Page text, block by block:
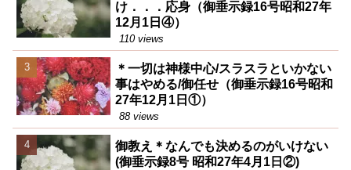
け．．．応身（御垂示録16号昭和27年
12月1日④）
110 views
＊一切は神様中心/スラスラといかない
事はやめる/御任せ（御垂示録16号昭和
27年12月1日①）
88 views
御教え＊なんでも決めるのがいけない
(御垂示録8号 昭和27年4月1日②)